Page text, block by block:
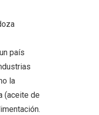
país
la
(aceite de